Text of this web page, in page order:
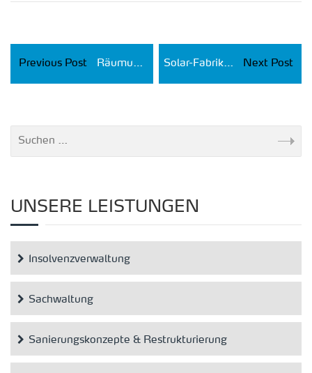
Previous Post Räumungsverkauf bei Schlichting Next Post
Solar-Fabrik AG geht in Eigenverwaltung
UNSERE LEISTUNGEN
Insolvenzverwaltung
Sachwaltung
Sanierungskonzepte & Restrukturierung